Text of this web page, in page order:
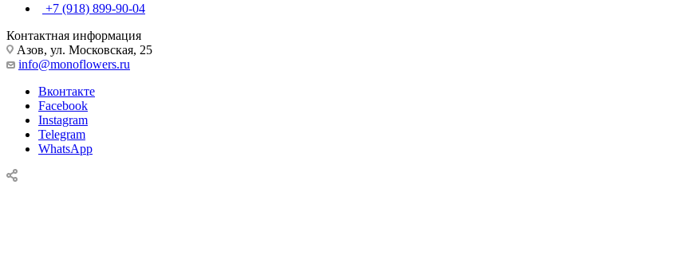
+7 (918) 899-90-04
Контактная информация
Азов, ул. Московская, 25
info@monoflowers.ru
Вконтакте
Facebook
Instagram
Telegram
WhatsApp